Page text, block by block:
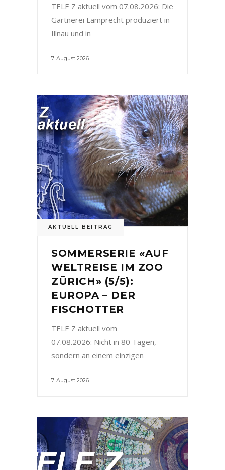
TELE Z aktuell vom 07.08.2026: Die
Gärtnerei Lamprecht produziert in
Illnau und in
7. August 2026
AKTUELL BEITRAG
SOMMERSERIE «AUF
WELTREISE IM ZOO
ZÜRICH» (5/5):
EUROPA – DER
FISCHOTTER
TELE Z aktuell vom
07.08.2026: Nicht in 80 Tagen,
sondern an einem einzigen
7. August 2026